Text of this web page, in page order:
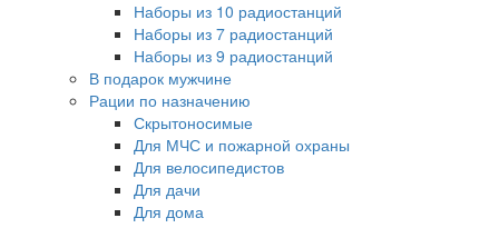
Наборы из 10 радиостанций
Наборы из 7 радиостанций
Наборы из 9 радиостанций
В подарок мужчине
Рации по назначению
Скрытоносимые
Для МЧС и пожарной охраны
Для велосипедистов
Для дачи
Для дома